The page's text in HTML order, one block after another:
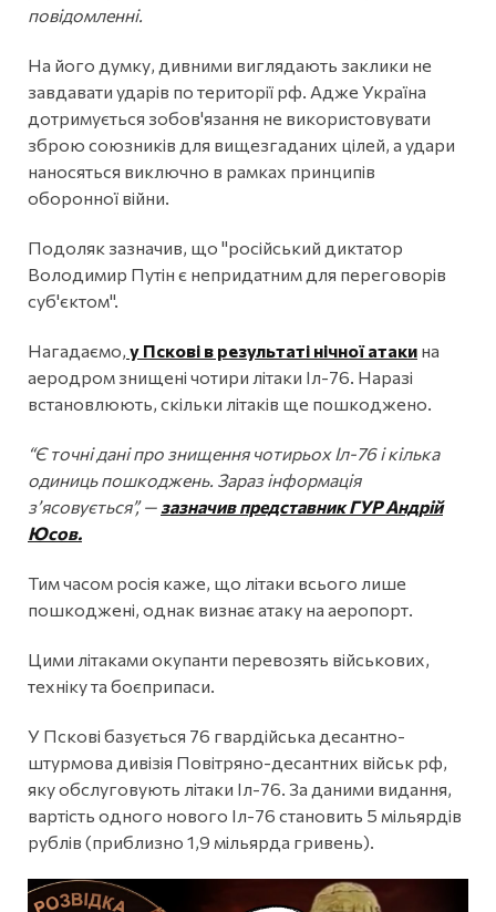
повідомленні.
На його думку, дивними виглядають заклики не
завдавати ударів по території рф. Адже Україна
дотримується зобов'язання не використовувати
зброю союзників для вищезгаданих цілей, а удари
наносяться виключно в рамках принципів
оборонної війни.
Подоляк зазначив, що "російський диктатор
Володимир Путін є непридатним для переговорів
суб'єктом".
Нагадаємо, у Пскові в результаті нічної атаки на
аеродром знищені чотири літаки Іл-76. Наразі
встановлюють, скільки літаків ще пошкоджено.
“Є точні дані про знищення чотирьох Іл-76 і кілька
одиниць пошкоджень. Зараз інформація
зʼясовується”, — зазначив представник ГУР Андрій
Юсов.
Тим часом росія каже, що літаки всього лише
пошкоджені, однак визнає атаку на аеропорт.
Цими літаками окупанти перевозять військових,
техніку та боєприпаси.
У Пскові базується 76 гвардійська десантно-
штурмова дивізія Повітряно-десантних військ рф,
яку обслуговують літаки Іл-76. За даними видання,
вартість одного нового Іл-76 становить 5 мільярдів
рублів (приблизно 1,9 мільярда гривень).